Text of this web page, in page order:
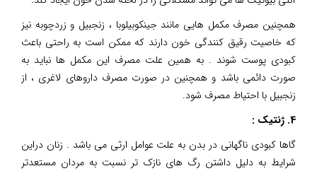
همچنین مصرف مکمل هایی مانند جینکوبیلوبا ، زنجبیل و زردچوبه نیز
که خاصیت رقیق کنندگی خون دارند که ممکن است به راحتی باعث
کبودی پوست شوند . به همین علت مصرف این مکمل ها نباید به
صورت دائمی باشد و همچنین در صورت مصرف داروهای لاغری ، از
زنجبیل با احتیاط مصرف شود.
4. ژنتیک :
گاها کبودی ناگهانی در بدن به علت عوامل ارثی می باشد . زنان دراین
شرایط به دلیل داشتن رگ های نازک تر نسبت به مردان مستعدتر